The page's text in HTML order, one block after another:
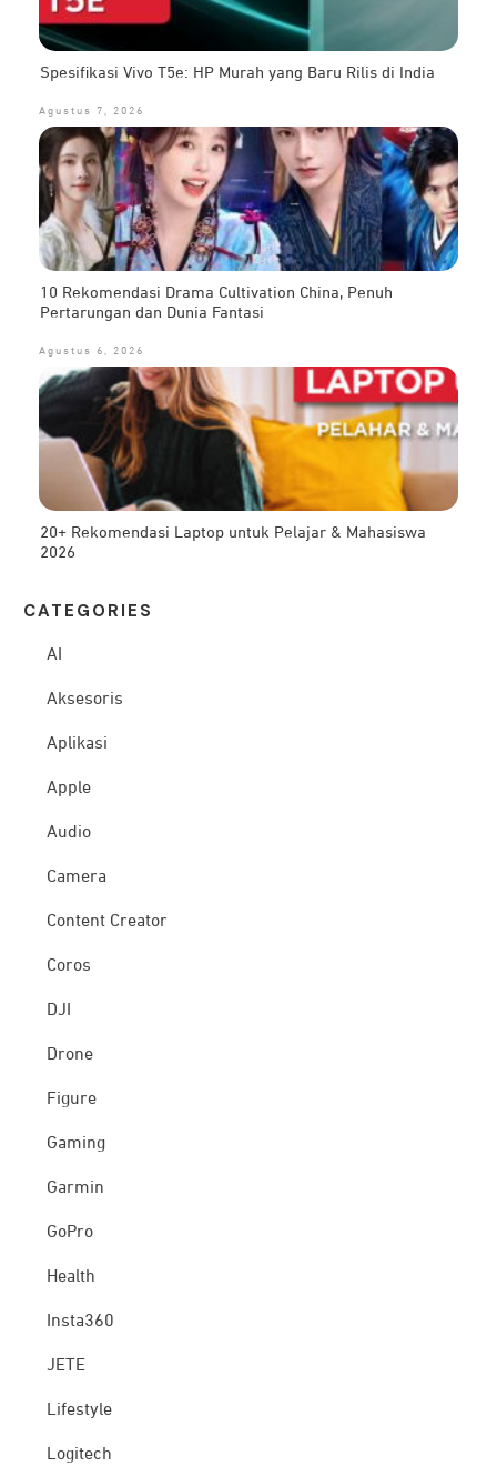
Spesifikasi Vivo T5e: HP Murah yang Baru Rilis di India
Agustus 7, 2026
10 Rekomendasi Drama Cultivation China, Penuh
Pertarungan dan Dunia Fantasi
Agustus 6, 2026
20+ Rekomendasi Laptop untuk Pelajar & Mahasiswa
2026
CATEG ORIES
AI
Aksesoris
Aplikasi
Apple
Audio
Camera
Content Creator
Coros
DJI
Drone
Figure
Gaming
Garmin
GoPro
Health
Insta360
JETE
Lifestyle
Logitech